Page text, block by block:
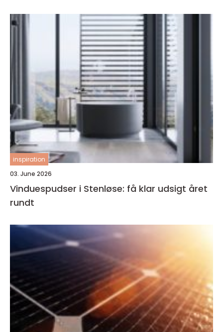
inspiration
03. June 2026
Vinduespudser i Stenløse: få klar udsigt året
rundt